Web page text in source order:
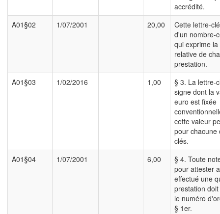
accrédité.
A01§02
1/07/2001 20,00
Cette lettre-
d'un nombre-
qui exprime
relative de
prestation.
A01§03
1/02/2016 1,00
§ 3. La lettre-
signe dont la
euro est fixée
cette valeur
pour chacune
clés.
A01§04
1/07/2001 6,00
§ 4. Toute
pour attester
effectué une
prestation
le numéro
§ 1er.